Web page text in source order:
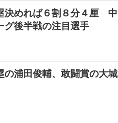
決めれば６割８分４厘 中
グ後半戦の注目選手
浦田俊輔、敢闘賞の大城